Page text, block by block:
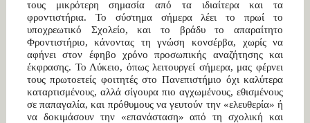
τους μικρότερη σημασία από τα ιδιαίτερα και τα
φροντιστήρια. Το σύστημα σήμερα λέει το πρωί το
υποχρεωτικό Σχολείο, και το βράδυ το απαραίτητο
Φροντιστήριο, κάνοντας τη γνώση κονσέρβα, χωρίς να
αφήνει στον έφηβο χρόνο προσωπικής αναζήτησης και
έκφρασης. Το Λύκειο, όπως λειτουργεί σήμερα, μας φέρνει
τους πρωτοετείς φοιτητές στο Πανεπιστήμιο όχι καλύτερα
καταρτισμένους, αλλά σίγουρα πιο αγχωμένους, εθισμένους
σε παπαγαλία, και πρόθυμους να γευτούν την «ελευθερία» ή
να δοκιμάσουν την «επανάσταση» από τη σχολική και